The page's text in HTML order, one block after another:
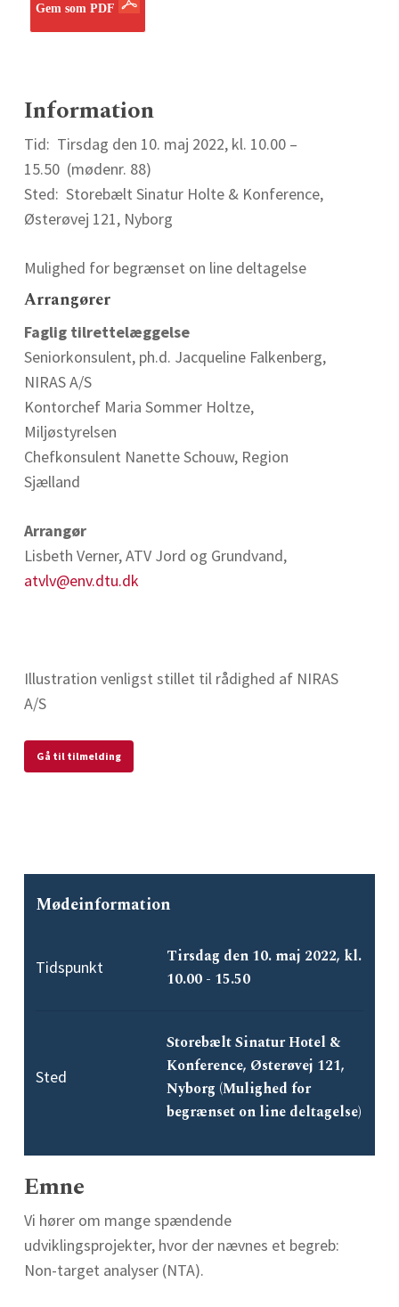
Gem som PDF
Information
Tid: Tirsdag den 10. maj 2022, kl. 10.00 –
15.50 (mødenr. 88)
Sted: Storebælt Sinatur Holte & Konference,
Østerøvej 121, Nyborg
Mulighed for begrænset on line deltagelse
Arrangører
Faglig tilrettelæggelse
Seniorkonsulent, ph.d. Jacqueline Falkenberg,
NIRAS A/S
Kontorchef Maria Sommer Holtze,
Miljøstyrelsen
Chefkonsulent Nanette Schouw, Region
Sjælland
Arrangør
Lisbeth Verner, ATV Jord og Grundvand,
atvlv@env.dtu.dk
Illustration venligst stillet til rådighed af NIRAS
A/S
Gå til tilmelding
Mødeinformation
Tidspunkt
Tirsdag den 10. maj 2022, kl.
10.00 - 15.50
Sted
Storebælt Sinatur Hotel &
Konference, Østerøvej 121,
Nyborg (Mulighed for
begrænset on line deltagelse)
Emne
Vi hører om mange spændende
udviklingsprojekter, hvor der nævnes et begreb:
Non-target analyser (NTA).